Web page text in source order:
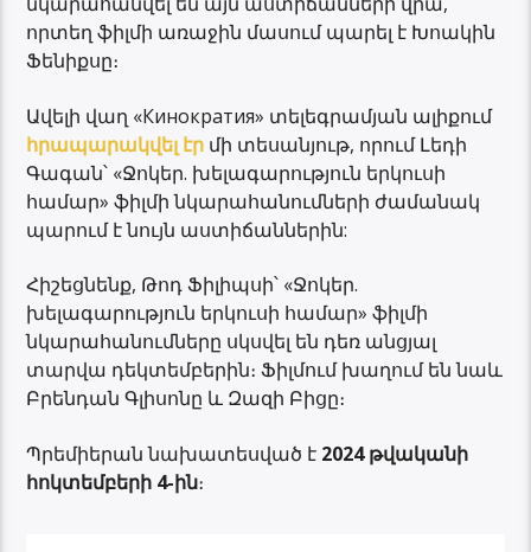
որտեղ ֆիլմի առաջին մասում պարել է Խոակին
Ֆենիքսը։
Ավելի վաղ «Кинократия» տելեգրամյան ալիքում
հրապարակվել էր մի տեսանյութ, որում Լեդի
Գագան՝ «Ջոկեր. խելագարություն երկուսի
համար» ֆիլմի նկարահանումների ժամանակ
պարում է նույն աստիճաններին:
Հիշեցնենք, Թոդ Ֆիլիպսի՝ «Ջոկեր.
խելագարություն երկուսի համար» ֆիլմի
նկարահանումները սկսվել են դեռ անցյալ
տարվա դեկտեմբերին։ Ֆիլմում խաղում են նաև
Բրենդան Գլիսոնը և Զազի Բիցը։
Պրեմիերան նախատեսված է 2024 թվականի
հոկտեմբերի 4-ին։